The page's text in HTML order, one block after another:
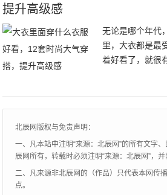
提升高级感
无论是哪个年代
里，大衣都是最
着好看了，就很
气。冬天里就
北辰网版权与免责声明：
一、凡本站中注明“来源：北辰网”的所有文字
辰网所有，转载时必须注明“来源：北辰网”，并
二、凡来源非北辰网的（作品）只代表本网传
点。